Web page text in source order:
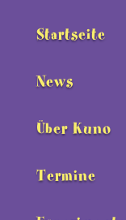
Startseite
News
Über Kuno
Termine